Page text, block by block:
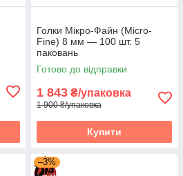
Голки Мікро-Файн (Micro-
Fine) 8 мм — 100 шт. 5
паковань
Готово до відправки
1 843 ₴/упаковка
1 900 ₴/упаковка
Купити
–3%